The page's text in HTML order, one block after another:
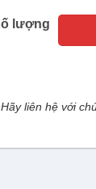
lượng
cổng
liên hệ với